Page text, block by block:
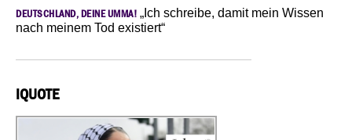
DEUTSCHLAND, DEINE UMMA! „Ich schreibe, damit mein Wissen
nach meinem Tod existiert“
IQUOTE